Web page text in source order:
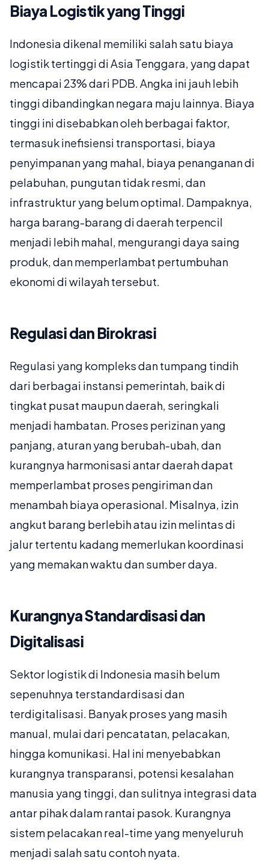
Biaya Logistik yang Tinggi
Indonesia dikenal memiliki salah satu biaya
logistik tertinggi di Asia Tenggara, yang dapat
mencapai 23% dari PDB. Angka ini jauh lebih
tinggi dibandingkan negara maju lainnya. Biaya
tinggi ini disebabkan oleh berbagai faktor,
termasuk inefisiensi transportasi, biaya
penyimpanan yang mahal, biaya penanganan di
pelabuhan, pungutan tidak resmi, dan
infrastruktur yang belum optimal. Dampaknya,
harga barang-barang di daerah terpencil
menjadi lebih mahal, mengurangi daya saing
produk, dan memperlambat pertumbuhan
ekonomi di wilayah tersebut.
Regulasi dan Birokrasi
Regulasi yang kompleks dan tumpang tindih
dari berbagai instansi pemerintah, baik di
tingkat pusat maupun daerah, seringkali
menjadi hambatan. Proses perizinan yang
panjang, aturan yang berubah-ubah, dan
kurangnya harmonisasi antar daerah dapat
memperlambat proses pengiriman dan
menambah biaya operasional. Misalnya, izin
angkut barang berlebih atau izin melintas di
jalur tertentu kadang memerlukan koordinasi
yang memakan waktu dan sumber daya.
Kurangnya Standardisasi dan
Digitalisasi
Sektor logistik di Indonesia masih belum
sepenuhnya terstandardisasi dan
terdigitalisasi. Banyak proses yang masih
manual, mulai dari pencatatan, pelacakan,
hingga komunikasi. Hal ini menyebabkan
kurangnya transparansi, potensi kesalahan
manusia yang tinggi, dan sulitnya integrasi data
antar pihak dalam rantai pasok. Kurangnya
sistem pelacakan real-time yang menyeluruh
menjadi salah satu contoh nyata.